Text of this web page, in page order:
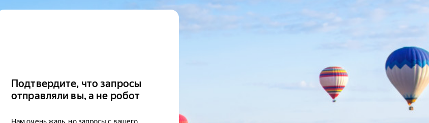
Подтвердите, что запросы
отправляли вы, а не робот